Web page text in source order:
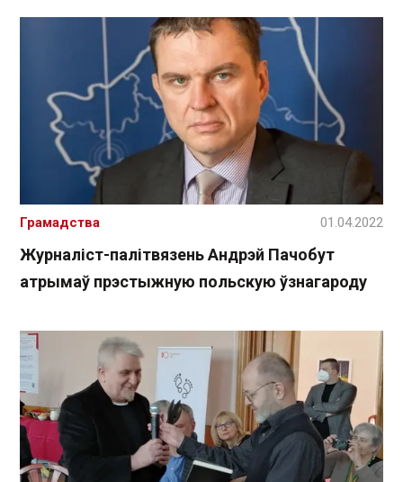
Журналіст-палітвязень Андрэй Пачобут
атрымаў прэстыжную польскую ўзнагароду
Грамадства 01.04.2022